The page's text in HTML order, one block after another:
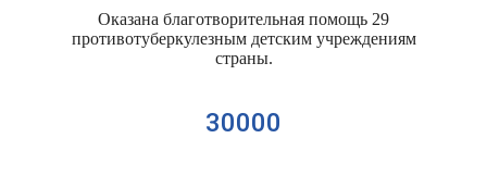
Оказана благотворительная помощь 29
противотуберкулезным детским учреждениям
страны.
30000